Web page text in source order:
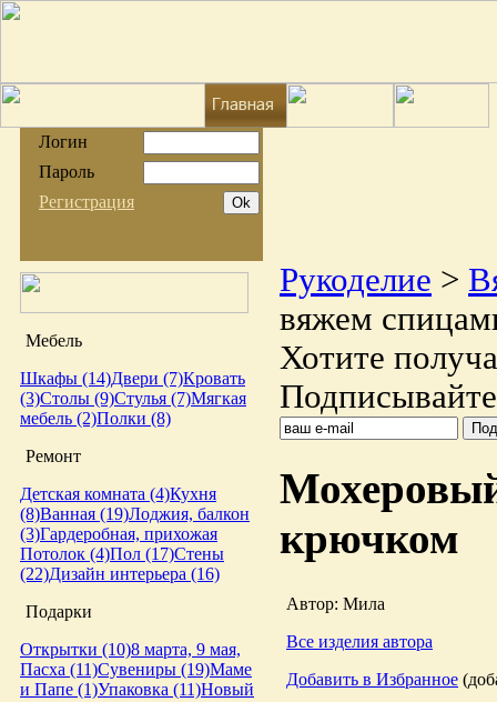
Логин
Пароль
Регистрация
Мебель
Шкафы (14)Двери (7)Кровать
(3)Столы (9)Стулья (7)Мягкая
мебель (2)Полки (8)
Ремонт
Детская комната (4)Кухня
(8)Ванная (19)Лоджия, балкон
(3)Гардеробная, прихожая
Потолок (4)Пол (17)Стены
(22)Дизайн интерьера (16)
Подарки
Открытки (10)8 марта, 9 мая,
Пасха (11)Сувениры (19)Маме
и Папе (1)Упаковка (11)Новый
Рукоделие >
вяжем
Хотите
крючком
Автор: Мила
Все изделия автора
Добавить в Избранное